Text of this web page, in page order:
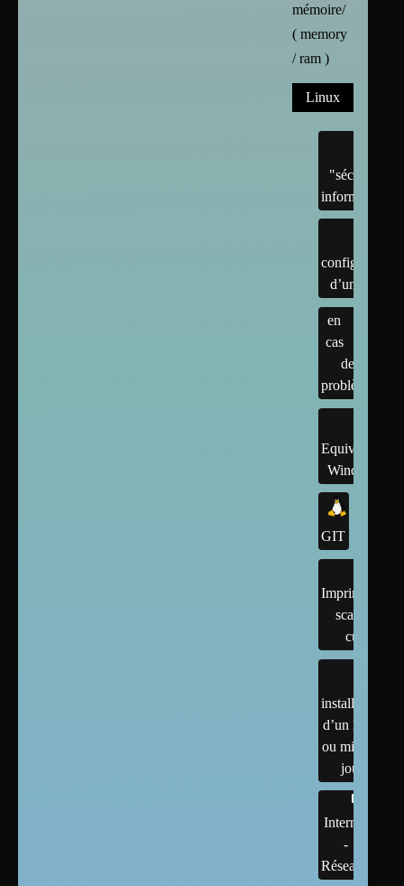
mémoire/
( memory
/ ram )
Linux
"sécurité"
informatique
configuration
d’un linux
en
cas
de
problème
Equivalents
Windows
GIT
Imprimantes,
scanner,
cups
installation
d’un linux
ou mises à
jour
Internet
-
Réseaux